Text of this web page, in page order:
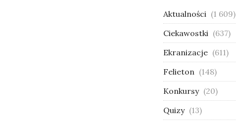
Aktualności (1 609)
Ciekawostki (637)
Ekranizacje (611)
Felieton (148)
Konkursy (20)
Quizy (13)